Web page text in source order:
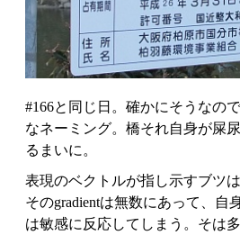
#166と同じ日。確かにそうなの
なネーミング。橋それ自身が屎
るまいに。
表現のベクトルが指し示すブツ
そのgradientは無数にあって、自
は敏感に反応してしまう。そは